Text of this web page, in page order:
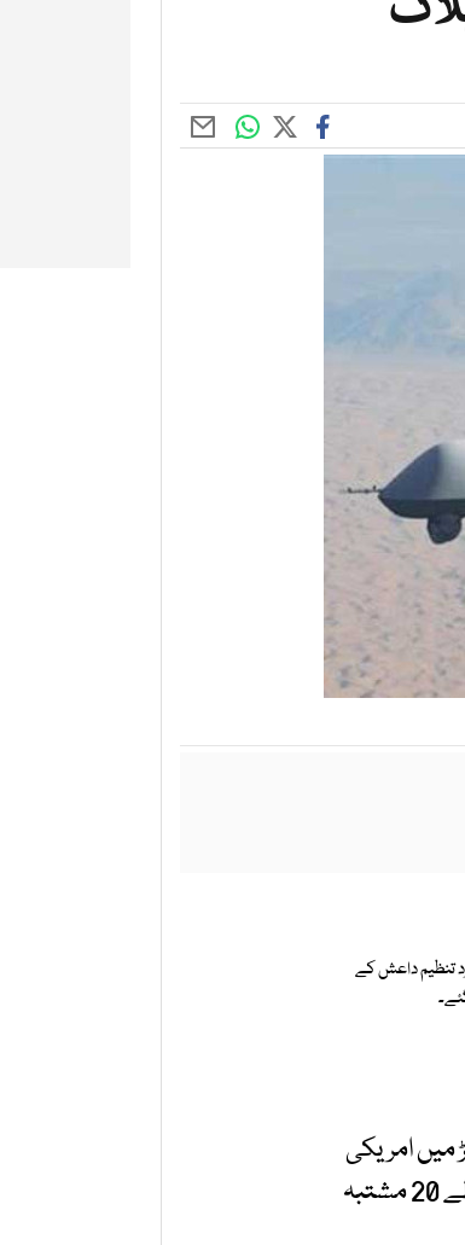
تنظیم داعش کے
کنڑ میں امریکی
ڈرون حملہ ہوا تھا جس میں کالعدم تحریک ِ طالبان پاکستان سے تعلق رکھنے والے 20 مشتبہ